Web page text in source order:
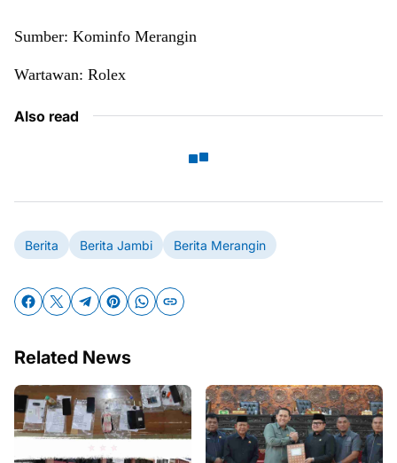
Sumber: Kominfo Merangin
Wartawan: Rolex
Also read
Berita Berita Jambi Berita Merangin
Related News